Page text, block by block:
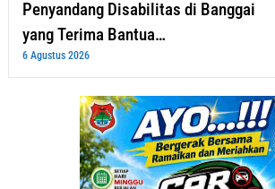
Penyandang Disabilitas di Banggai
yang Terima Bantua…
6 Agustus 2026